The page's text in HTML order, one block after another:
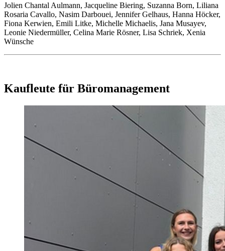
Jolien Chantal Aulmann, Jacqueline Biering, Suzanna Born, Liliana
Rosaria Cavallo, Nasim Darbouei, Jennifer Gelhaus, Hanna Höcker,
Fiona Kerwien, Emili Litke, Michelle Michaelis, Jana Musayev,
Leonie Niedermüller, Celina Marie Rösner, Lisa Schriek, Xenia
Wünsche
Kaufleute für Büromanagement